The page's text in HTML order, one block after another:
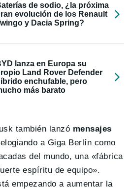
de sodio, ¿la próxima
evolución de los Renault
y Dacia Spring?
lanza en Europa su
Land Rover Defender
enchufable, pero
más barato
también lanzó mensajes
a Giga Berlín como
del mundo, una «fábrica
espíritu de equipo».
empezando a aumentar la